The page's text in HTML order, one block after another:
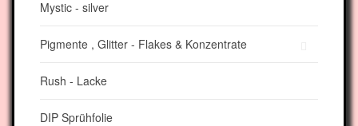
Mystic - silver
Pigmente , Glitter - Flakes & Konzentrate
Rush - Lacke
DIP Sprühfolie